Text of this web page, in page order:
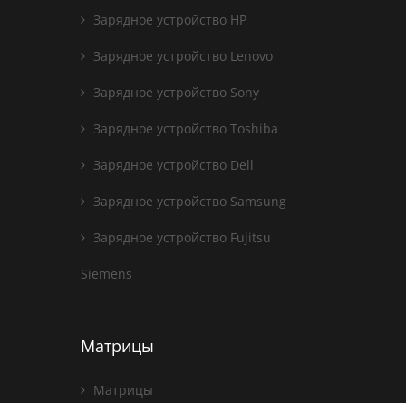
Зарядное устройство HP
Зарядное устройство Lenovo
Зарядное устройство Sony
Зарядное устройство Toshiba
Зарядное устройство Dell
Зарядное устройство Samsung
Зарядное устройство Fujitsu
Siemens
Матрицы
Матрицы